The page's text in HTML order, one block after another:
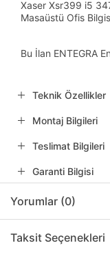
Xaser Xsr399 i5
Masaüstü Ofis
Bu İlan ENTEGRA
Teknik Özellikler
Montaj Bilgileri
Teslimat Bilgileri
Garanti Bilgisi
Yorumlar (0)
Taksit Seçenekleri